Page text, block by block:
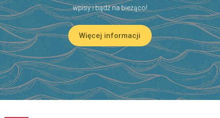
wpisy i bądź na bieżąco!
Więcej informacji